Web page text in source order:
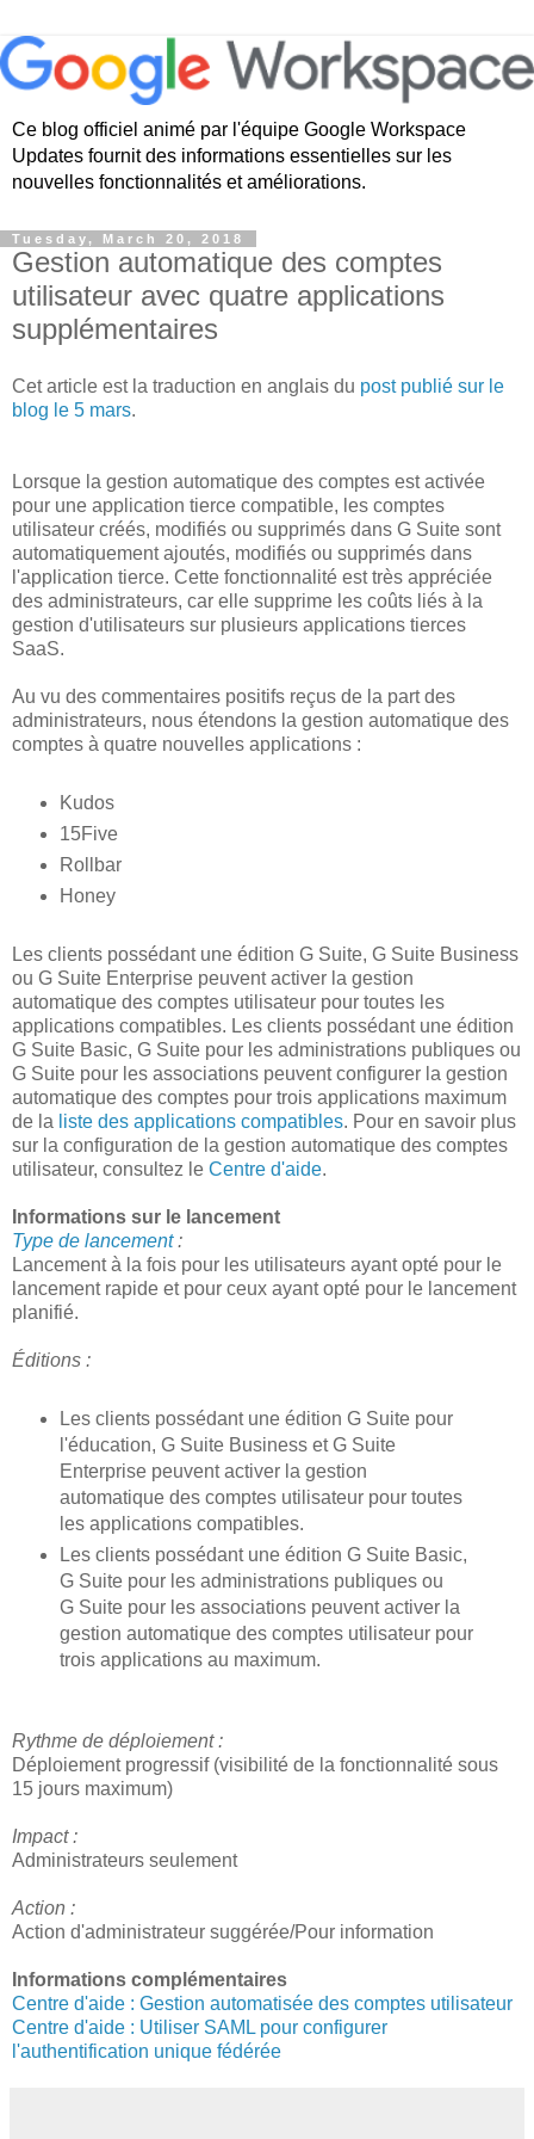
Ce blog officiel animé par l'équipe Google Workspace
Updates fournit des informations essentielles sur les
nouvelles fonctionnalités et améliorations.
Tuesday, March 20, 2018
Gestion automatique des comptes
utilisateur avec quatre applications
supplémentaires
Cet article est la traduction en anglais du post publié sur le
blog le 5 mars.
Lorsque la gestion automatique des comptes est activée
pour une application tierce compatible, les comptes
utilisateur créés, modifiés ou supprimés dans G Suite sont
automatiquement ajoutés, modifiés ou supprimés dans
l'application tierce. Cette fonctionnalité est très appréciée
des administrateurs, car elle supprime les coûts liés à la
gestion d'utilisateurs sur plusieurs applications tierces
SaaS.
Au vu des commentaires positifs reçus de la part des
administrateurs, nous étendons la gestion automatique des
comptes à quatre nouvelles applications :
Kudos
15Five
Rollbar
Honey
Les clients possédant une édition G Suite, G Suite Business
ou G Suite Enterprise peuvent activer la gestion
automatique des comptes utilisateur pour toutes les
applications compatibles. Les clients possédant une édition
G Suite Basic, G Suite pour les administrations publiques ou
G Suite pour les associations peuvent configurer la gestion
automatique des comptes pour trois applications maximum
de la liste des applications compatibles. Pour en savoir plus
sur la configuration de la gestion automatique des comptes
utilisateur, consultez le Centre d'aide.
Informations sur le lancement
Type de lancement:
Lancement à la fois pour les utilisateurs ayant opté pour le
lancement rapide et pour ceux ayant opté pour le lancement
planifié.
Éditions :
Les clients possédant une édition G Suite pour
l'éducation, G Suite Business et G Suite
Enterprise peuvent activer la gestion
automatique des comptes utilisateur pour toutes
les applications compatibles.
Les clients possédant une édition G Suite Basic,
G Suite pour les administrations publiques ou
G Suite pour les associations peuvent activer la
gestion automatique des comptes utilisateur pour
trois applications au maximum.
Rythme de déploiement :
Déploiement progressif (visibilité de la fonctionnalité sous
15 jours maximum)
Impact :
Administrateurs seulement
Action :
Action d'administrateur suggérée/Pour information
Informations complémentaires
Centre d'aide : Gestion automatisée des comptes utilisateur
Centre d'aide : Utiliser SAML pour configurer
l'authentification unique fédérée